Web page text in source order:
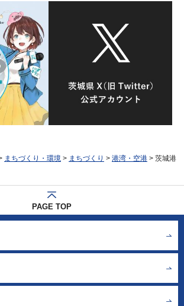
まちづくり・環境 > まちづくり > 港湾・空港 > 茨城港
PAGE TOP